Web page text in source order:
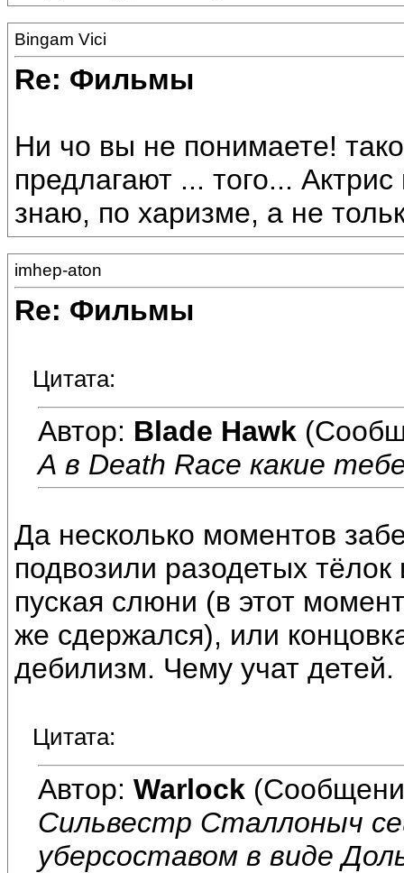
Bingam Vici
Re: Фильмы
Ни чо вы не понимаете!
предлагают ... того...
знаю, по харизме, а не
imhep-aton
Re: Фильмы
Цитата:
Автор: Blade Hawk
А в Death Race какие
Да несколько моментов
подвозили разодетых
пуская слюни (в этот
же сдержался), или
дебилизм. Чему учат детей.
Цитата:
Автор: Warlock
Сильвестр Сталлоныч
уберсоставом в виде